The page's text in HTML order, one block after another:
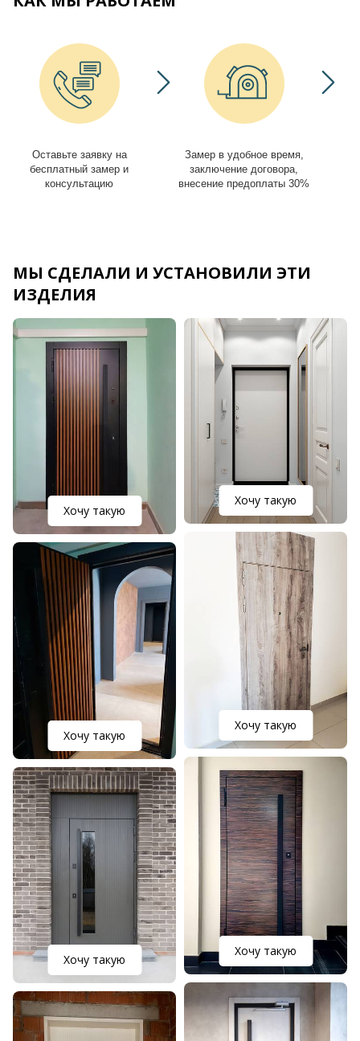
Оставьте заявку на
бесплатный замер и
консультацию
Замер в удобное время,
заключение договора,
внесение предоплаты 30%
МЫ СДЕЛАЛИ И УСТАНОВИЛИ ЭТИ
ИЗДЕЛИЯ
Хочу такую
Хочу такую
Хочу такую
Хочу такую
Хочу такую
Хочу такую